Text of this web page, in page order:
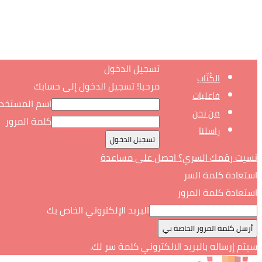
الكُتّاب
فاعليات
من نحن
راسلنا
تسجيل الدخول
مرحبا! تسجيل الدخول إلى حسابك
اسم
كلمة المرور
نسيت رقمك السري؟ احصل على مساعدة
استعادة كلمة السر
استعادة كلمة المرور
البريد الإلكتروني الخاص بك
سيتم إرساله بالبريد الالكتروني كلمة سر لك.